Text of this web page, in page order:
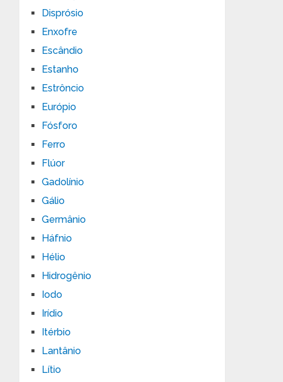
Disprósio
Enxofre
Escândio
Estanho
Estrôncio
Európio
Fósforo
Ferro
Flúor
Gadolínio
Gálio
Germânio
Háfnio
Hélio
Hidrogênio
Iodo
Irídio
Itérbio
Lantânio
Lítio